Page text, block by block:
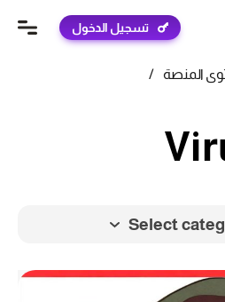
تسجيل الدخول
المنصة
/
Select